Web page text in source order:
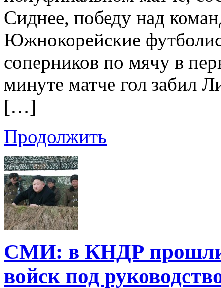
Сиднее, победу над
Южнокорейские
соперников по мячу в
минуте матче гол забил
[…]
Продолжить
СМИ: в КНДР прошли
войск под